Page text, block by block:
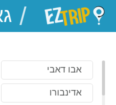
EZTrip
/
אבו דאבי
אדינבורו